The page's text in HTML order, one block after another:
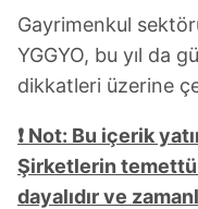
Gayrimenkul
YGGYO, bu yıl da
dikkatleri üzerine
❗ Not: Bu içerik
Şirketlerin temettü
dayalıdır ve